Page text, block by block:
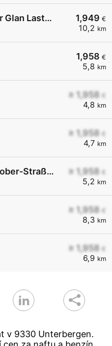
1,949 €
10,2 km
OMV - Sankt Veit an der Glan Lastenstraße 38
1,958 €
5,8 km
≥ 1,958 €
4,8 km
≥ 1,958 €
4,7 km
≥ 1,958 €
5,2 km
OMV - Althofen 10. Oktober-Straße 11
≥ 1,958 €
8,3 km
≥ 1,958 €
6,9 km
v 9330 Unterbergen.